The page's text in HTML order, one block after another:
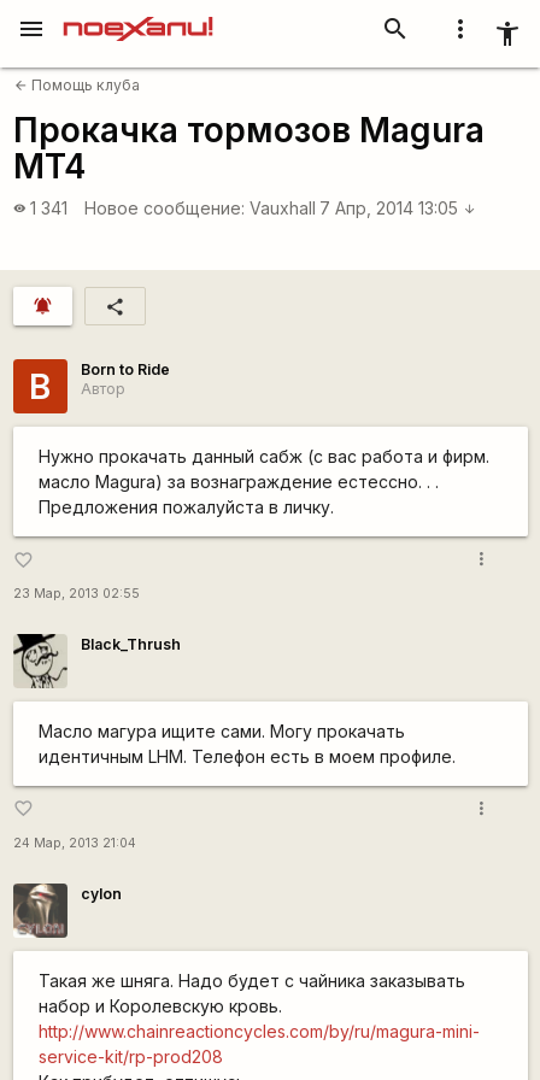
more_vert accessibility_new
search
menu
arrow_back Помощь клуба
Прокачка тормозов Magura
MT4
visibility 1 341 Новое сообщение: Vauxhall 7 Апр, 2014 13:05 arrow_downward
notifications_active share
B
Born to Ride
Автор
Нужно прокачать данный сабж (с вас работа и фирм.
масло Magura) за вознаграждение естессно. . .
Предложения пожалуйста в личку.
favorite_border
23 Мар, 2013 02:55
more_vert
Black_Thrush
Масло магура ищите сами. Могу прокачать
идентичным LHM. Телефон есть в моем профиле.
favorite_border
24 Мар, 2013 21:04
more_vert
cylon
Такая же шняга. Надо будет с чайника заказывать
набор и Королевскую кровь.
http://www.chainreactioncycles.com/by/ru/magura-mini-
service-kit/rp-prod208